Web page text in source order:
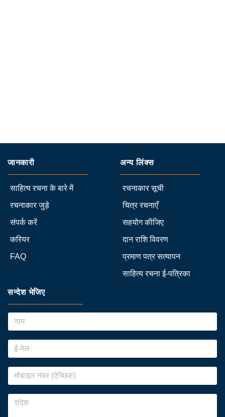
जानकारी
साहित्य रचना के बारे में
रचनाकार जुड़े
संपर्क करें
करियर
FAQ
अन्य लिंक्स
रचनाकार सूची
चित्र रचनाएँ
सहयोग कीजिए
दान राशि विवरण
प्रमाण पत्र सत्यापन
साहित्य रचना ई-पत्रिका
सन्देश भेजिए